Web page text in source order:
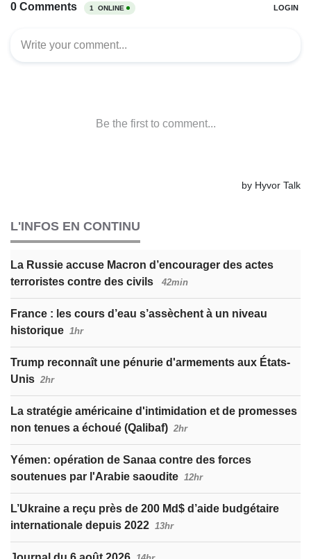
L'INFOS EN CONTINU
La Russie accuse Macron d’encourager des actes
terroristes contre des civils
42min
France : les cours d’eau s’assèchent à un niveau
historique 1hr
Trump reconnaît une pénurie d'armements aux États-
Unis 2hr
La stratégie américaine d'intimidation et de promesses
non tenues a échoué (Qalibaf) 2hr
Yémen: opération de Sanaa contre des forces
soutenues par l'Arabie saoudite 12hr
L’Ukraine a reçu près de 200 Md$ d’aide budgétaire
internationale depuis 2022 13hr